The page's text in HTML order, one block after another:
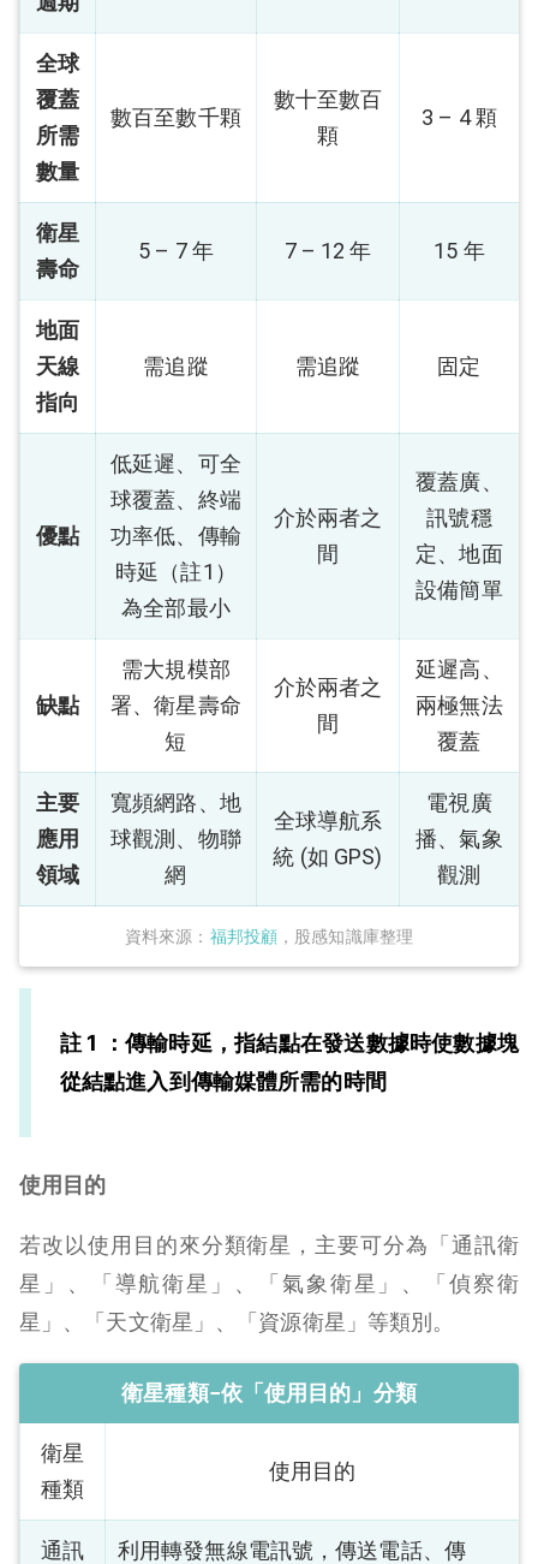
資料來源： 福邦投顧 ，股感知識庫整理
全球
覆蓋
所需
數量
數百至數千顆
數十至數百
顆
3 – 4 顆
衛星
壽命
5 – 7 年 7 – 12 年 15 年
地面
天線
指向
需追蹤 需追蹤 固定
優點
低延遲、可全
球覆蓋、終端
功率低、傳輸
時延（註1）
為全部最小
介於兩者之
間
覆蓋廣、
訊號穩
定、地面
設備簡單
缺點
需大規模部
署、衛星壽命
短
介於兩者之
間
延遲高、
兩極無法
覆蓋
主要
應用
領域
寬頻網路、地
球觀測、物聯
網
全球導航系
統 (如 GPS)
電視廣
播、氣象
觀測
註 1 ：傳輸時延，指結點在發送數據時使數據塊
從結點進入到傳輸媒體所需的時間
使用目的
若改以使用目的來分類衛星，主要可分為「通訊衛
星」、「導航衛星」、「氣象衛星」、「偵察衛
星」、「天文衛星」、「資源衛星」等類別。
衛星種類−依「使用目的」分類
衛星
種類
使用目的
通訊
利用轉發無線電訊號，傳送電話、傳